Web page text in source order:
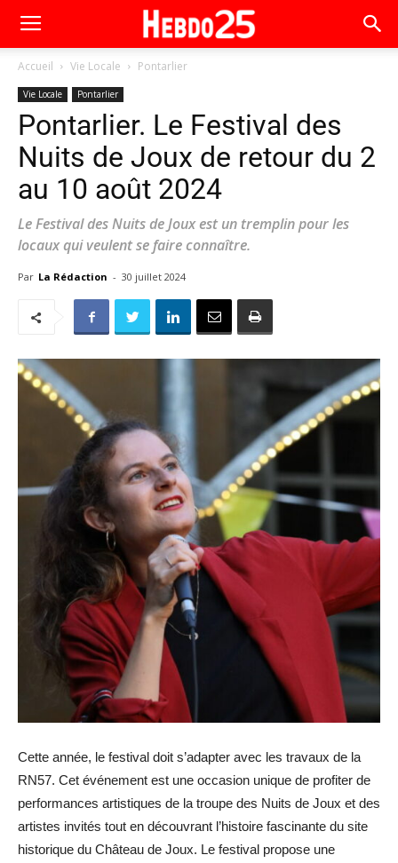
Accueil Vie Locale Pontarlier
Vie Locale Pontarlier
Pontarlier. Le Festival des
Nuits de Joux de retour du 2
au 10 août 2024
Le Festival des Nuits de Joux est un tremplin pour les
locaux qui veulent se faire connaître.
Par La Rédaction - 30 juillet 2024
Cette année, le festival doit s’adapter avec les travaux de la
RN57. Cet événement est une occasion unique de profiter de
performances artistiques de la troupe des Nuits de Joux et des
artistes invités tout en découvrant l’histoire fascinante du site
historique du Château de Joux. Le festival propose une